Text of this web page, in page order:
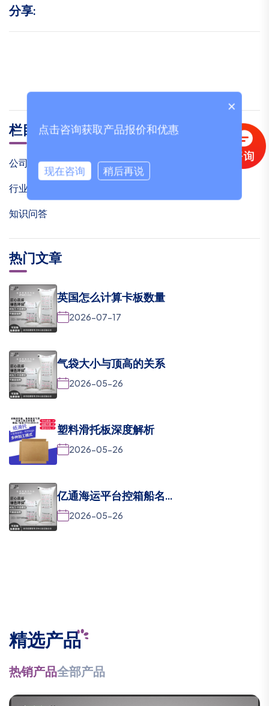
分享:
栏目分类
公司新闻
行业资讯
知识问答
热门文章
英国怎么计算卡板数量
2026-07-17
气袋大小与顶高的关系
2026-05-26
塑料滑托板深度解析
2026-05-26
亿通海运平台控箱船名...
2026-05-26
精选产品
热销产品全部产品
×
点击咨询获取产品报价和优惠
现在咨询 稍后再说